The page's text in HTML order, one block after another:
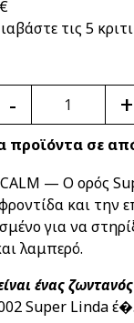
τις 5
- +
προϊόντα σε
— Ο ορός
και την
για να
λαμπερό.
ένας
Super Linda